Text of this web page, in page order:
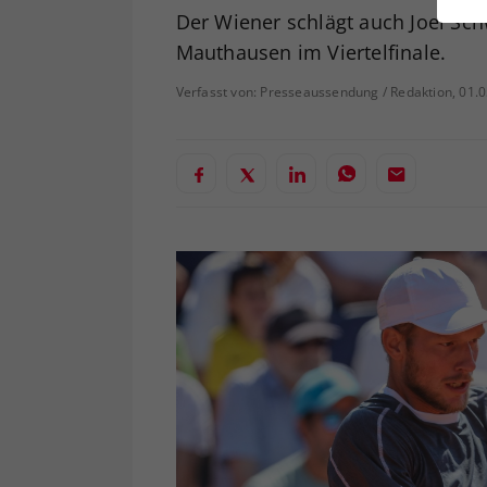
Der Wiener schlägt auch Joel
Mauthausen im Viertelfinale.
Verfasst von: Presseaussendung / Redaktion,